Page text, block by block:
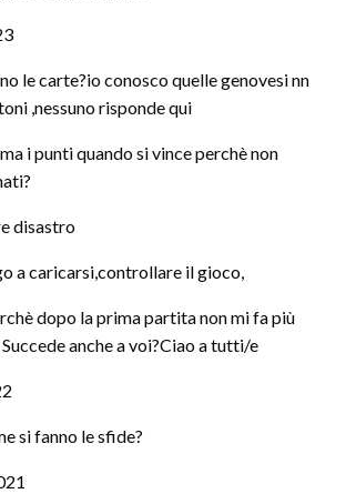
le carte?io conosco quelle genovesi nn
,nessuno risponde qui
i punti quando si vince perchè non
disastro
a caricarsi,controllare il gioco,
dopo la prima partita non mi fa più
anche a voi?Ciao a tutti/e
si fanno le sfide?